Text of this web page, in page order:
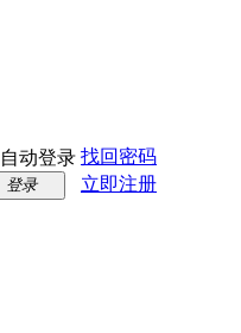
自动登录 找回密码
登录
立即注册